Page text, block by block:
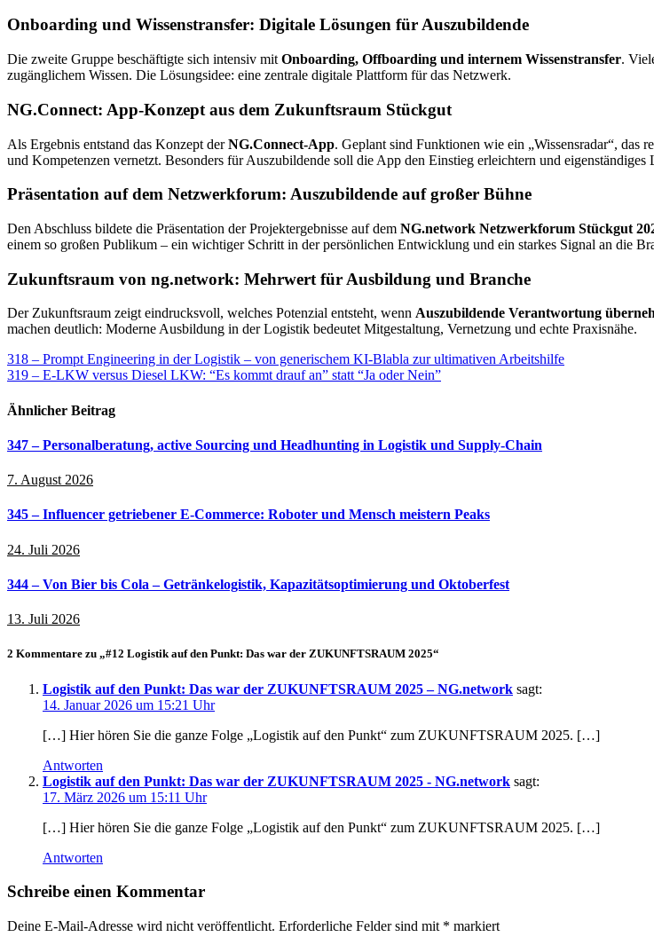
Onboarding und Wissenstransfer: Digitale Lösungen für Auszubildende
Die zweite Gruppe beschäftigte sich intensiv mit Onboarding, Offboarding und internem Wissenstransfer.
zugänglichem Wissen. Die Lösungsidee: eine zentrale digitale Plattform für das Netzwerk.
NG.Connect: App-Konzept aus dem Zukunftsraum Stückgut
Als Ergebnis entstand das Konzept derNG.Connect-App. Geplant sind Funktionen wie ein „Wissensradar“, das
und Kompetenzen vernetzt. Besonders für Auszubildende soll die App den Einstieg erleichtern und eigenständiges
Präsentation auf dem Netzwerkforum: Auszubildende auf großer Bühne
Den Abschluss bildete die Präsentation der Projektergebnisse auf dem NG.network Netzwerkforum Stückgut
einem so großen Publikum – ein wichtiger Schritt in der persönlichen Entwicklung und ein starkes Signal an die
Zukunftsraum von ng.network: Mehrwert für Ausbildung und Branche
Der Zukunftsraum zeigt eindrucksvoll, welches Potenzial entsteht, wenn Auszubildende Verantwortung
machen deutlich: Moderne Ausbildung in der Logistik bedeutet Mitgestaltung, Vernetzung und echte Praxisnähe.
Beitragsnavigation
318 – Prompt Engineering in der Logistik – von generischem KI-Blabla zur ultimativen Arbeitshilfe
319 – E-LKW versus Diesel LKW: “Es kommt drauf an” statt “Ja oder Nein”
Ähnlicher Beitrag
347 – Personalberatung, active Sourcing und Headhunting in Logistik und Supply-Chain
7. August 2026
345 – Influencer getriebener E-Commerce: Roboter und Mensch meistern Peaks
24. Juli 2026
344 – Von Bier bis Cola – Getränkelogistik, Kapazitätsoptimierung und Oktoberfest
13. Juli 2026
2 Kommentare zu „#12 Logistik auf den Punkt: Das war der ZUKUNFTSRAUM 2025“
Logistik auf den Punkt: Das war der ZUKUNFTSRAUM 2025 – NG.network sagt:
14. Januar 2026 um 15:21 Uhr
[…] Hier hören Sie die ganze Folge „Logistik auf den Punkt“ zum ZUKUNFTSRAUM 2025. […]
Antworten
Logistik auf den Punkt: Das war der ZUKUNFTSRAUM 2025 - NG.network sagt:
17. März 2026 um 15:11 Uhr
[…] Hier hören Sie die ganze Folge „Logistik auf den Punkt“ zum ZUKUNFTSRAUM 2025. […]
Antworten
Schreibe einen Kommentar
Deine E-Mail-Adresse wird nicht veröffentlicht. Erforderliche Felder sind mit * markiert